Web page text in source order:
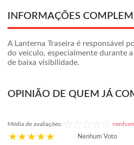
INFORMAÇÕES
A Lanterna Traseira é responsável
do veículo, especialmente durante
de baixa visibilidade.
OPINIÃO DE QUEM JÁ
Média de avaliações:
Nenhum Voto